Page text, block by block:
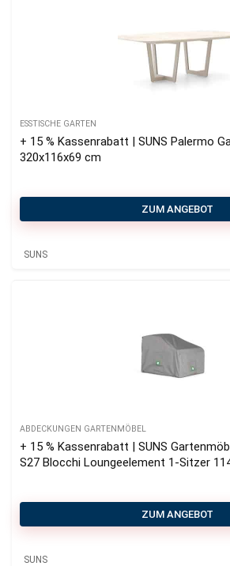
ESSTISCHE GARTEN
+ 15 % Kassenrabatt | SUNS Palermo
320x116x69 cm
ZUM ANGEBOT
SUNS
ABDECKUNGEN GARTENMÖBEL
+ 15 % Kassenrabatt | SUNS
S27 Blocchi Loungeelement 1-Sitzer
ZUM ANGEBOT
SUNS